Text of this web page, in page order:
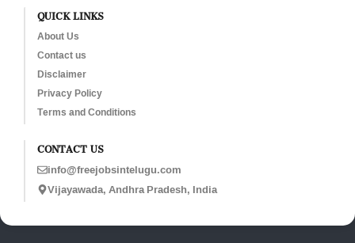
QUICK LINKS
About Us
Contact us
Disclaimer
Privacy Policy
Terms and Conditions
CONTACT US
info@freejobsintelugu.com
Vijayawada, Andhra Pradesh, India